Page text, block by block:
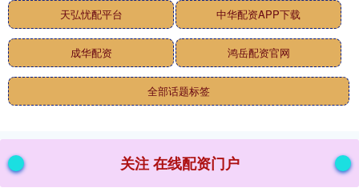
天弘忧配平台 中华配资APP下载
成华配资 鸿岳配资官网
全部话题标签
关注 在线配资门户